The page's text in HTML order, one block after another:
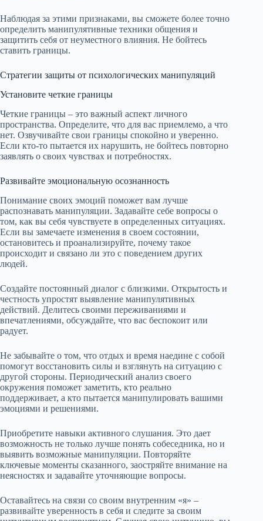
Наблюдая за этими признаками, вы сможете более точно
определить манипулятивные техники общения и
защитить себя от неуместного влияния. Не бойтесь
ставить границы.
Стратегии защиты от психологических манипуляций
Установите четкие границы
Четкие границы – это важный аспект личного
пространства. Определите, что для вас приемлемо, а что
нет. Озвучивайте свои границы спокойно и уверенно.
Если кто-то пытается их нарушить, не бойтесь повторно
заявлять о своих чувствах и потребностях.
Развивайте эмоциональную осознанность
Понимание своих эмоций поможет вам лучше
распознавать манипуляции. Задавайте себе вопросы о
том, как вы себя чувствуете в определенных ситуациях.
Если вы замечаете изменения в своем состоянии,
остановитесь и проанализируйте, почему такое
происходит и связано ли это с поведением других
людей.
Создайте постоянный диалог с близкими. Открытость и
честность упростят выявление манипулятивных
действий. Делитесь своими переживаниями и
впечатлениями, обсуждайте, что вас беспокоит или
радует.
Не забывайте о том, что отдых и время наедине с собой
помогут восстановить силы и взглянуть на ситуацию с
другой стороны. Периодический анализ своего
окружения поможет заметить, кто реально
поддерживает, а кто пытается манипулировать вашими
эмоциями и решениями.
Приобретите навыки активного слушания. Это дает
возможность не только лучше понять собеседника, но и
выявить возможные манипуляции. Повторяйте
ключевые моменты сказанного, заостряйте внимание на
неясностях и задавайте уточняющие вопросы.
Оставайтесь на связи со своим внутренним «я» –
развивайте уверенность в себя и следите за своим